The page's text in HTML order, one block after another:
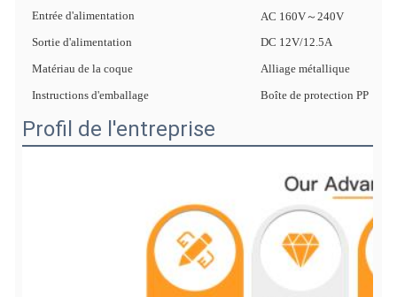
Entrée d'alimentation
AC 160V～240V
Sortie d'alimentation
DC 12V/12.5A
Matériau de la coque
Alliage métallique
Instructions d'emballage
Boîte de protection PP
Profil de l'entreprise